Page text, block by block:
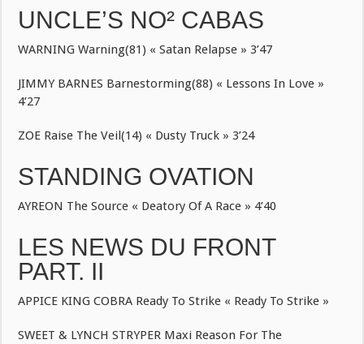
UNCLE’S NO² CABAS
WARNING Warning(81) « Satan Relapse » 3’47
JIMMY BARNES Barnestorming(88) « Lessons In Love »
4’27
ZOE Raise The Veil(14) « Dusty Truck » 3’24
STANDING OVATION
AYREON The Source « Deatory Of A Race » 4’40
LES NEWS DU FRONT
PART. II
APPICE KING COBRA Ready To Strike « Ready To Strike »
SWEET & LYNCH STRYPER Maxi Reason For The